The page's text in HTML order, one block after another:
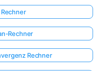
Rechner
Rechner